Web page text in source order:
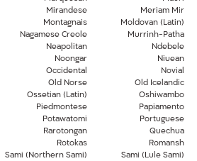
Meriam Mir
Mirandese
Moldovan (Latin)
Montagnais
Murrinh-Patha
Nagamese Creole
Ndebele
Neapolitan
Niuean
Noongar
Novial
Occidental
Old Icelandic
Old Norse
Oshiwambo
Ossetian (Latin)
Papiamento
Piedmontese
Portuguese
Potawatomi
Quechua
Rarotongan
Romansh
Rotokas
Sami (Lule Sami)
Sami (Northern Sami)